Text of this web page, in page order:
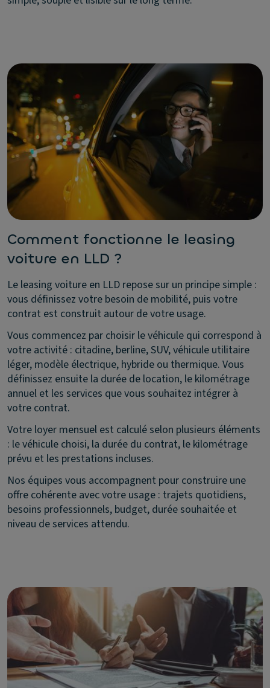
Comment fonctionne le leasing
voiture en LLD ?
Le leasing voiture en LLD repose sur un principe simple :
vous définissez votre besoin de mobilité, puis votre
contrat est construit autour de votre usage.
Vous commencez par choisir le véhicule qui correspond à
votre activité : citadine, berline, SUV, véhicule utilitaire
léger, modèle électrique, hybride ou thermique. Vous
définissez ensuite la durée de location, le kilométrage
annuel et les services que vous souhaitez intégrer à
votre contrat.
Votre loyer mensuel est calculé selon plusieurs éléments
: le véhicule choisi, la durée du contrat, le kilométrage
prévu et les prestations incluses.
Nos équipes vous accompagnent pour construire une
offre cohérente avec votre usage : trajets quotidiens,
besoins professionnels, budget, durée souhaitée et
niveau de services attendu.